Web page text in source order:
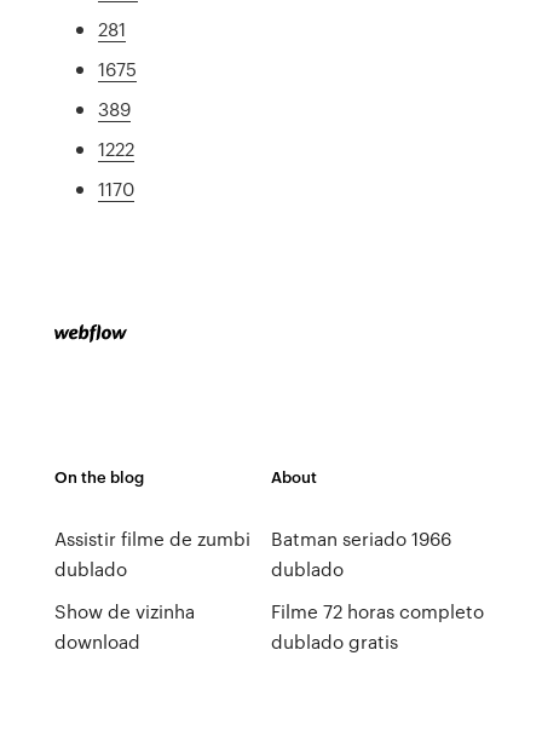
281
1675
389
1222
1170
On the blog
Assistir filme de zumbi
dublado
Show de vizinha
download
About
Batman seriado 1966
dublado
Filme 72 horas completo
dublado gratis